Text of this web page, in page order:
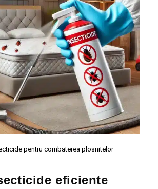
pentru combaterea plosnitelor
eficiente